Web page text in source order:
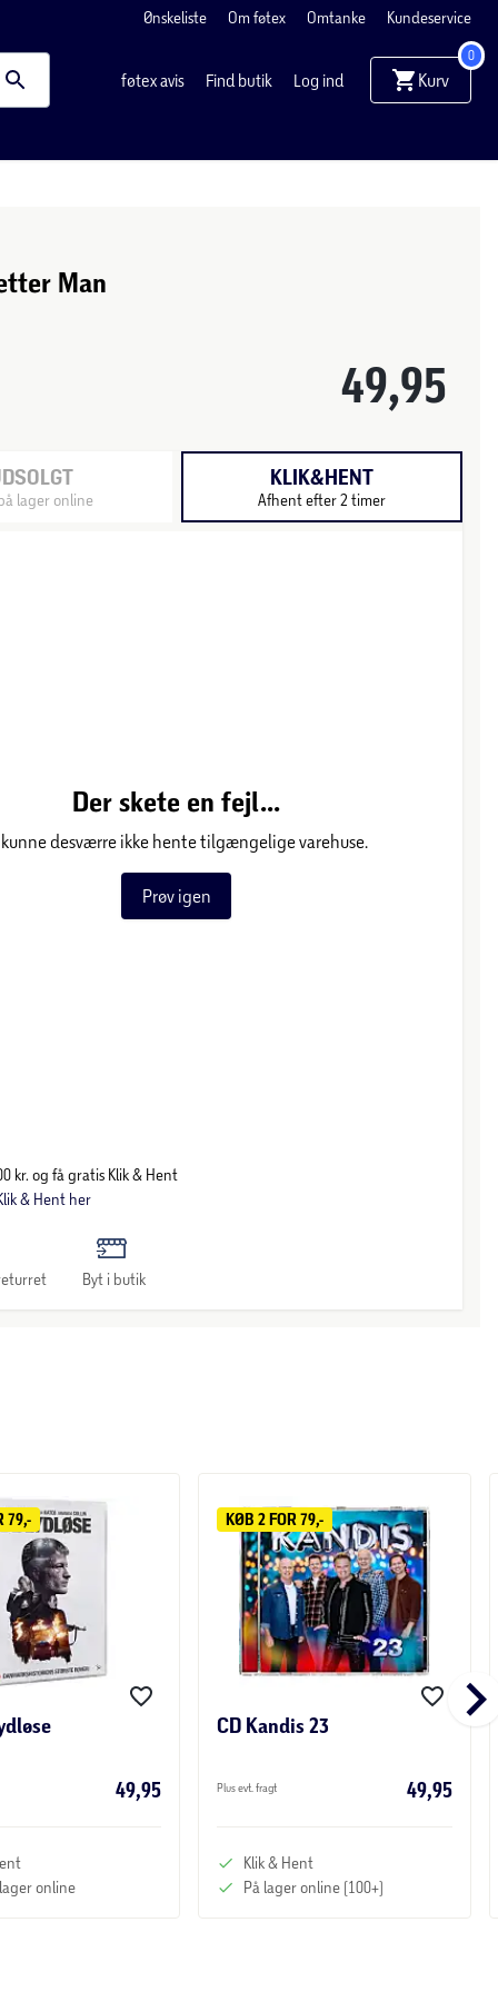
Ønskeliste Om føtex Omtanke Kundeservice
føtex avis Find butik Log ind Kurv
0
Man
49,95
lager online
KLIK&HENT
Afhent efter 2 timer
Der skete en fejl...
kunne desværre ikke hente tilgængelige varehuse.
Prøv igen
kr. og få gratis Klik & Hent
& Hent her
Byt i butik
79,-
49,95
online
KØB 2 FOR 79,-
CD Kandis 23
Plus evt. fragt 49,95
Klik & Hent
På lager online (100+)